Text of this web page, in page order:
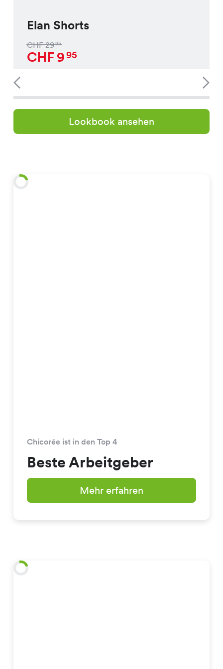
Elan Shorts
CHF2995
CHF995
Lookbook ansehen
Chicorée ist in den Top 4
Beste Arbeitgeber
Mehr erfahren